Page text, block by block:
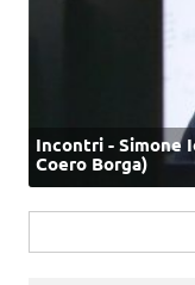
Incontri - Simone
Coero Borga)
per: